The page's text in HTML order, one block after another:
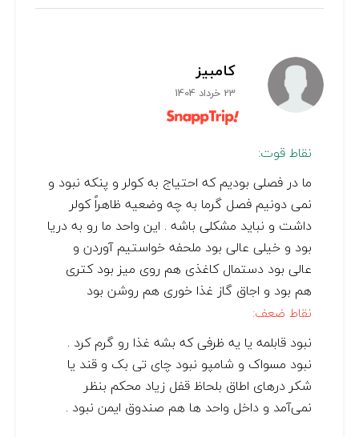
کامبیز
23 خرداد 1404
نقاط قوت:
ما در فصلی بودیم که احتیاج به کولر و پنکه نبود و
نمی دونیم فصل گرما به چه وضعیه ظاهراً کولر
داشت و نباید مشکلی باشه . این واحد ما رو به دریا
بود و خیلی عالی بود ملحفه خواستیم آوردن و
عالی بود دستمال کاغذی هم روی میز بود کتری
هم بود و اجاق گاز غذا خوری هم روشن بود
نقاط ضعف:
نبود قابلمه یا یه ظرفی که بشه غذا رو گرم کرد .
نبود مسواک و شامپو نبود چای تی بک و قند یا
شکر درهای اطاق بلحاظ قفل زیاد محکم بنظر
نمی‌آمد و داخل واحد ها هم صندوق ایمن نبود .